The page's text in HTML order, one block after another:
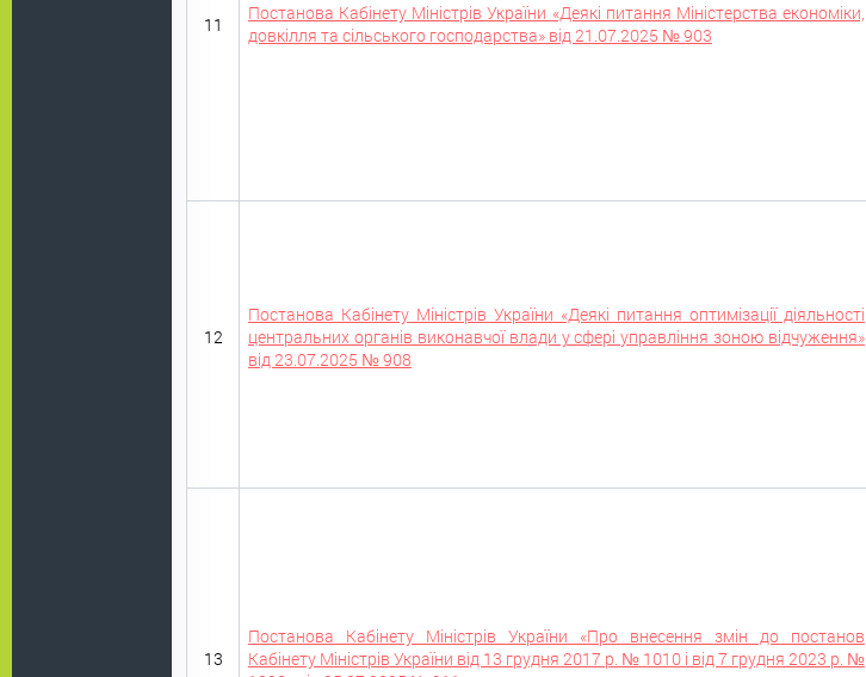
11
Постанова Кабінету Міністрів України «Деякі питання Міністерства економіки,
довкілля та сільського господарства» від 21.07.2025 № 903
12
Постанова Кабінету Міністрів України «Деякі питання оптимізації діяльності
центральних органів виконавчої влади у сфері управління зоною відчуження»
від 23.07.2025 № 908
13
Постанова Кабінету Міністрів України «Про внесення змін до постанов
Кабінету Міністрів України від 13 грудня 2017 р. № 1010 і від 7 грудня 2023 р. №